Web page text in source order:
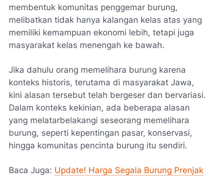
membentuk komunitas penggemar burung,
melibatkan tidak hanya kalangan kelas atas yang
memiliki kemampuan ekonomi lebih, tetapi juga
masyarakat kelas menengah ke bawah.
Jika dahulu orang memelihara burung karena
konteks historis, terutama di masyarakat Jawa,
kini alasan tersebut telah bergeser dan bervariasi.
Dalam konteks kekinian, ada beberapa alasan
yang melatarbelakangi seseorang memelihara
burung, seperti kepentingan pasar, konservasi,
hingga komunitas pencinta burung itu sendiri.
Baca Juga: Update! Harga Segala Burung Prenjak